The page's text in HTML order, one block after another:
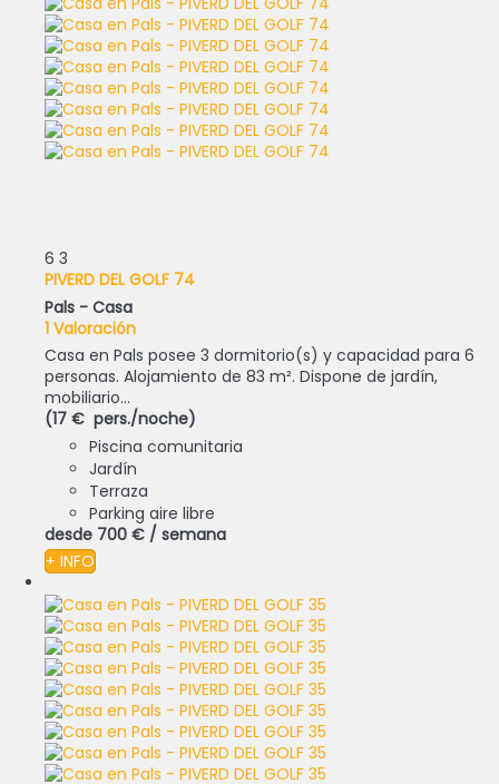
6 3
PIVERD DEL GOLF 74
Pals - Casa
1 Valoración
Casa en Pals posee 3 dormitorio(s) y capacidad para 6
personas. Alojamiento de 83 m². Dispone de jardín,
mobiliario...
(17 € pers./noche)
Piscina comunitaria
Jardín
Terraza
Parking aire libre
desde 700 € / semana
+ INFO